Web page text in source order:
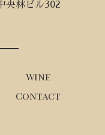
央林ビル302
Wine
Contact